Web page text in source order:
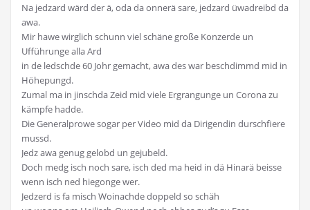
Na jedzard wärd der ä, oda da onnerä sare, jedzard üwadreibd da
awa.
Mir hawe wirglich schunn viel schäne große Konzerde un
Ufführunge alla Ard
in de ledschde 60 Johr gemacht, awa des war beschdimmd mid in
Höhepungd.
Zumal ma in jinschda Zeid mid viele Ergrangunge un Corona zu
kämpfe hadde.
Die Generalprowe sogar per Video mid da Dirigendin durschfiere
mussd.
Jedz awa genug gelobd un gejubeld.
Doch medg isch noch sare, isch ded ma heid in dä Hinarä beisse
wenn isch ned hiegonge wer.
Jedzerd is fa misch Woinachde doppeld so schäh